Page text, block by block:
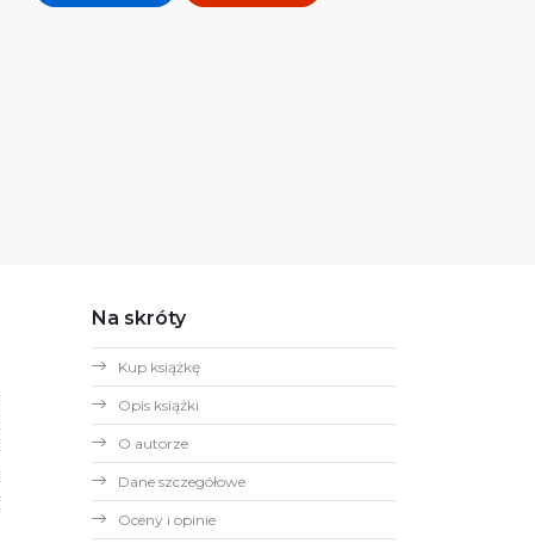
Na skróty
Kup książkę
Opis książki
O autorze
Dane szczegółowe
Oceny i opinie